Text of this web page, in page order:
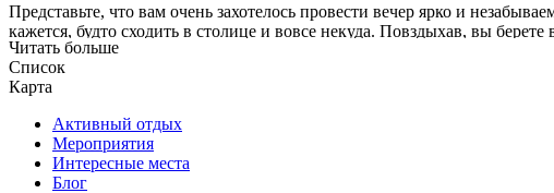
Представьте, что вам очень захотелось провести вечер ярко и
кажется, будто сходить в столице и вовсе некуда. Повздыхав, вы
вечер.
Конечно, столичным ивентам нет числа, а интересных и оригинальных
Читать больше
Список
Карта
Активный отдых
Мероприятия
Интересные места
Блог